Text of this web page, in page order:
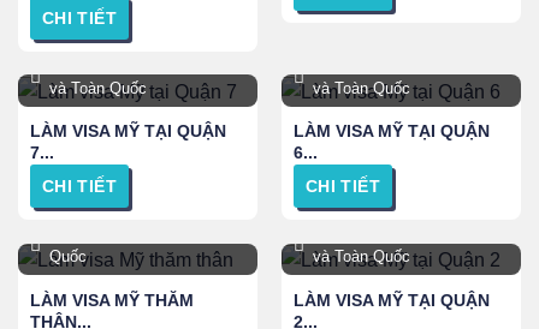
CHI TIẾT
và Toàn Quốc
LÀM VISA MỸ TẠI QUẬN
7...
CHI TIẾT
và Toàn Quốc
LÀM VISA MỸ TẠI QUẬN
6...
CHI TIẾT
Quốc
LÀM VISA MỸ THĂM
THÂN...
và Toàn Quốc
LÀM VISA MỸ TẠI QUẬN
2...